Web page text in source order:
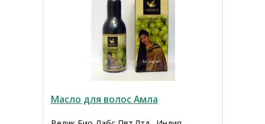
Масло для волос Амла